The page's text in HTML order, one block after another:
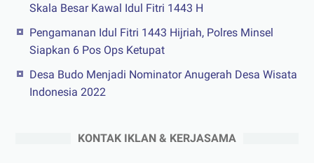
Skala Besar Kawal Idul Fitri 1443 H
Pengamanan Idul Fitri 1443 Hijriah, Polres Minsel
Siapkan 6 Pos Ops Ketupat
Desa Budo Menjadi Nominator Anugerah Desa Wisata
Indonesia 2022
KONTAK IKLAN & KERJASAMA